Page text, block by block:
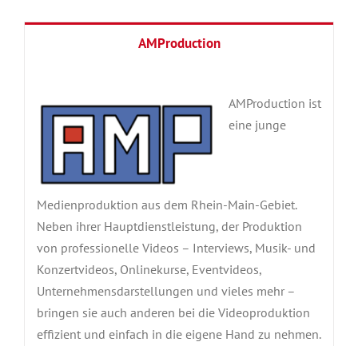
AMProduction
AMProduction ist
eine junge
Medienproduktion aus dem Rhein-Main-Gebiet.
Neben ihrer Hauptdienstleistung, der Produktion
von professionelle Videos – Interviews, Musik- und
Konzertvideos, Onlinekurse, Eventvideos,
Unternehmensdarstellungen und vieles mehr –
bringen sie auch anderen bei die Videoproduktion
effizient und einfach in die eigene Hand zu nehmen.